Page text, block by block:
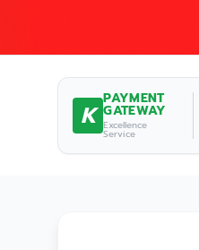
K
PAYMENT
GATEWAY
Excellence
Service